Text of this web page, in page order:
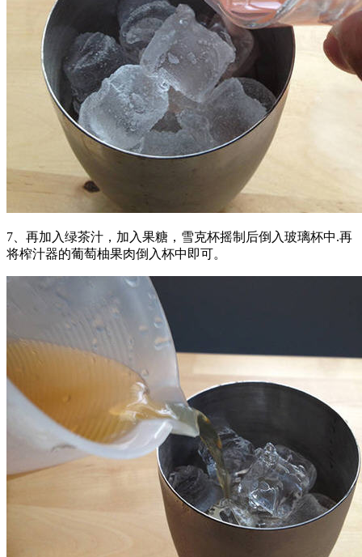
7、再加入绿茶汁，加入果糖，雪克杯摇制后倒入玻璃杯中.再
将榨汁器的葡萄柚果肉倒入杯中即可。